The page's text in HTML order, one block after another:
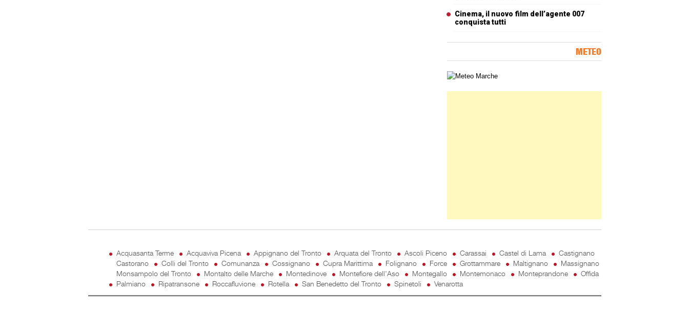
Cinema, il nuovo film dell’agente 007
conquista tutti
METEO
Carta meteorologica delle Marche
Acquasanta Terme Acquaviva Picena Appignano del Tronto Arquata del Tronto Ascoli Piceno Carassai Castel di Lama
Castignano
Castorano
Colli del Tronto Comunanza Cossignano Cupra Marittima Folignano Force Grottammare Maltignano
Massignano
Monsampolo del Tronto
Montalto delle Marche Montedinove Montefiore dell'Aso Montegallo Montemonaco Monteprandone
Offida
Palmiano
Ripatransone Roccafluvione Rotella San Benedetto del Tronto Spinetoli Venarotta